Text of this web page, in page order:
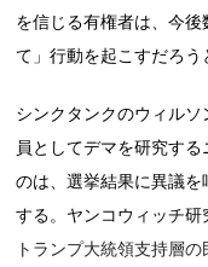
を信じる有権者は、今
て」行動を起こすだろう
シンクタンクのウィルソ
員としてデマを研究す
のは、選挙結果に異議
する。ヤンコウィッチ研
トランプ大統領支持層